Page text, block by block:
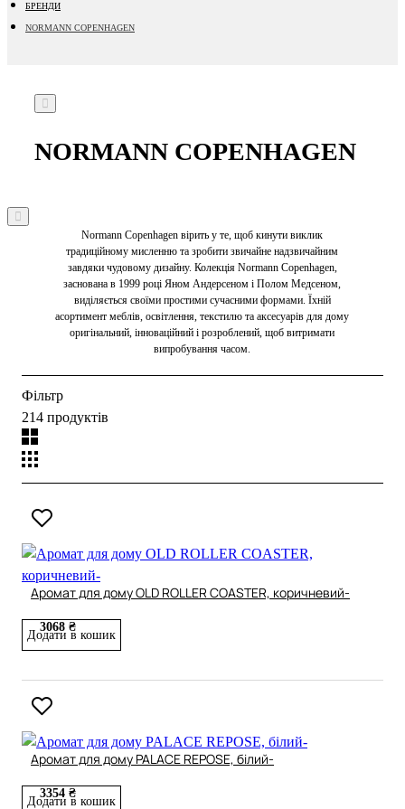
БРЕНДИ
NORMANN COPENHAGEN
NORMANN COPENHAGEN
Normann Copenhagen вірить у те, щоб кинути виклик
традиційному мисленню та зробити звичайне надзвичайним
завдяки чудовому дизайну. Колекція Normann Copenhagen,
заснована в 1999 році Яном Андерсеном і Полом Медсеном,
виділяється своїми простими сучасними формами. Їхній
асортимент меблів, освітлення, текстилю та аксесуарів для дому
оригінальний, інноваційний і розроблений, щоб витримати
випробування часом.
Фільтр
214 продуктів
Аромат для дому OLD ROLLER COASTER, коричневий-
3068 ₴
Додати в кошик
Аромат для дому PALACE REPOSE, білий-
3354 ₴
Додати в кошик